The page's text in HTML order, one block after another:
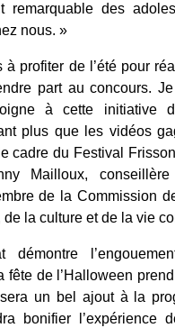
remarquable des
nous. »
à profiter de l’été pour
part au concours.
à cette initiative
plus que les vidéos
cadre du Festival
Mailloux,
de la Commission
la culture et de la vie
démontre
fête de l’Halloween
un bel ajout à la
bonifier l’expérience